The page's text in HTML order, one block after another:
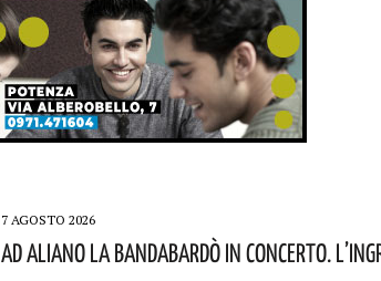
7 AGOSTO 2026
Ad Aliano La Bandabardò In Concerto.